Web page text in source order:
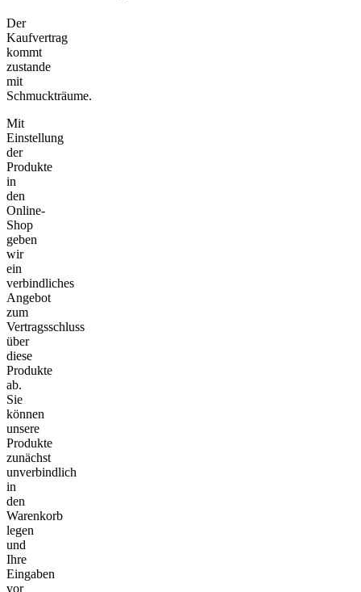
Der
Kaufvertrag
kommt
zustande
mit
Schmuckträume.
Mit
Einstellung
der
Produkte
in
den
Online-
Shop
geben
wir
ein
verbindliches
Angebot
zum
Vertragsschluss
über
diese
Produkte
ab.
Sie
können
unsere
Produkte
zunächst
unverbindlich
in
den
Warenkorb
legen
und
Ihre
Eingaben
vor